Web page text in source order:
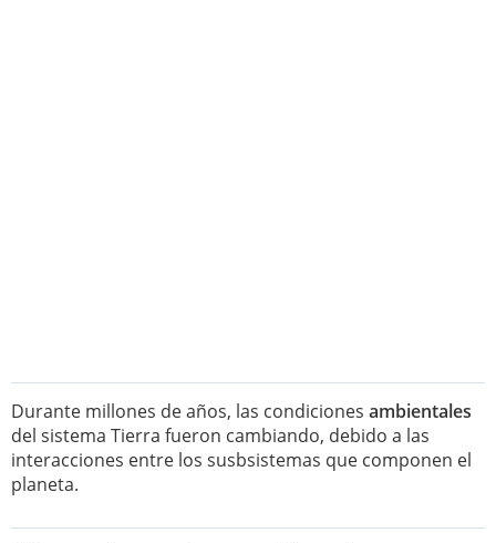
Durante millones de años, las condiciones ambientales
del sistema Tierra fueron cambiando, debido a las
interacciones entre los susbsistemas que componen el
planeta.